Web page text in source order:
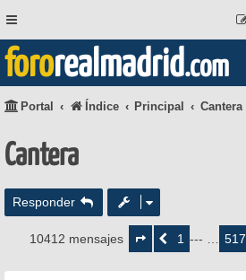
fororealmadrid.com
Portal Índice Principal Cantera
Cantera
Responder
10412 mensajes
Página
deAnterior1 --- … 517